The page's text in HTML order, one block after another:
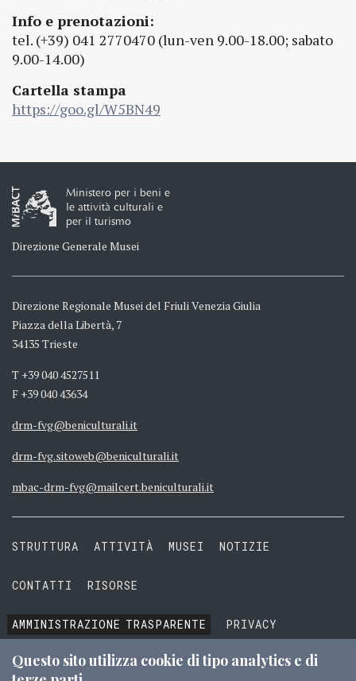
Info e prenotazioni:
tel. (+39) 041 2770470 (lun-ven 9.00-18.00; sabato
9.00-14.00)
Cartella stampa
https://goo.gl/W5BN49
Ministero per i beni e
le attività culturali e
per il turismo
Direzione Generale Musei
Direzione Regionale Musei del Friuli Venezia Giulia
Piazza della Libertà, 7
34135 Trieste
T +39 040 4527511
F +39 040 43634
drm-fvg@beniculturali.it
drm-fvg.sitoweb@beniculturali.it
mbac-drm-fvg@mailcert.beniculturali.it
STRUTTURA ATTIVITÀ MUSEI NOTIZIE
CONTATTI RISORSE
AMMINISTRAZIONE TRASPARENTE
PRIVACY
COOKIE
TERMINI E CONDIZIONI
Questo sito utilizza cookie di tipo analytics e di